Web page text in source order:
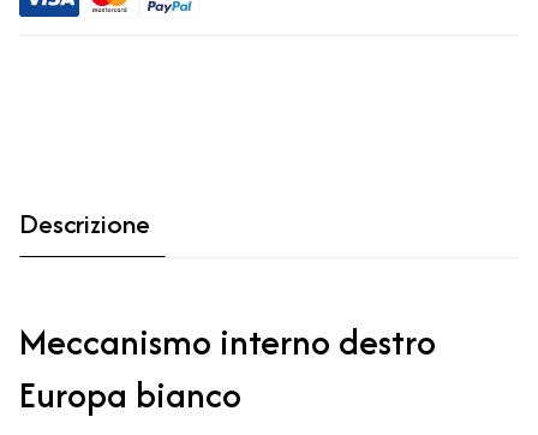
Descrizione
Meccanismo interno destro
Europa bianco